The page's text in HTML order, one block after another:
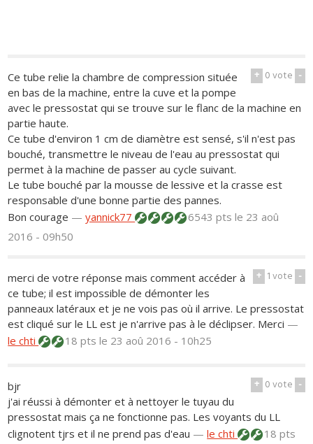
+ 0vote -
Ce tube relie la chambre de compression située
en bas de la machine, entre la cuve et la pompe
avec le pressostat qui se trouve sur le flanc de la machine en
partie haute.
Ce tube d'environ 1 cm de diamètre est sensé, s'il n'est pas
bouché, transmettre le niveau de l'eau au pressostat qui
permet à la machine de passer au cycle suivant.
Le tube bouché par la mousse de lessive et la crasse est
responsable d'une bonne partie des pannes.
Bon courage —yannick77 6543 ptsle 23 aoû
2016 - 09h50
+ 1vote -
merci de votre réponse mais comment accéder à
ce tube; il est impossible de démonter les
panneaux latéraux et je ne vois pas où il arrive. Le pressostat
est cliqué sur le LL est je n'arrive pas à le déclipser. Merci —
le chti
18 ptsle 23 aoû 2016 - 10h25
+ 0vote -
bjr
j'ai réussi à démonter et à nettoyer le tuyau du
pressostat mais ça ne fonctionne pas. Les voyants du LL
clignotent tjrs et il ne prend pas d'eau —le chti
18 pts